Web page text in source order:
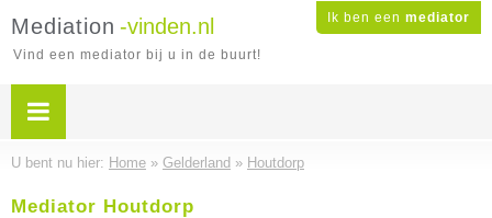
Ik ben een mediator
Mediation -vinden.nl
Vind een mediator bij u in de buurt!
U bent nu hier: Home » Gelderland » Houtdorp
Mediator Houtdorp